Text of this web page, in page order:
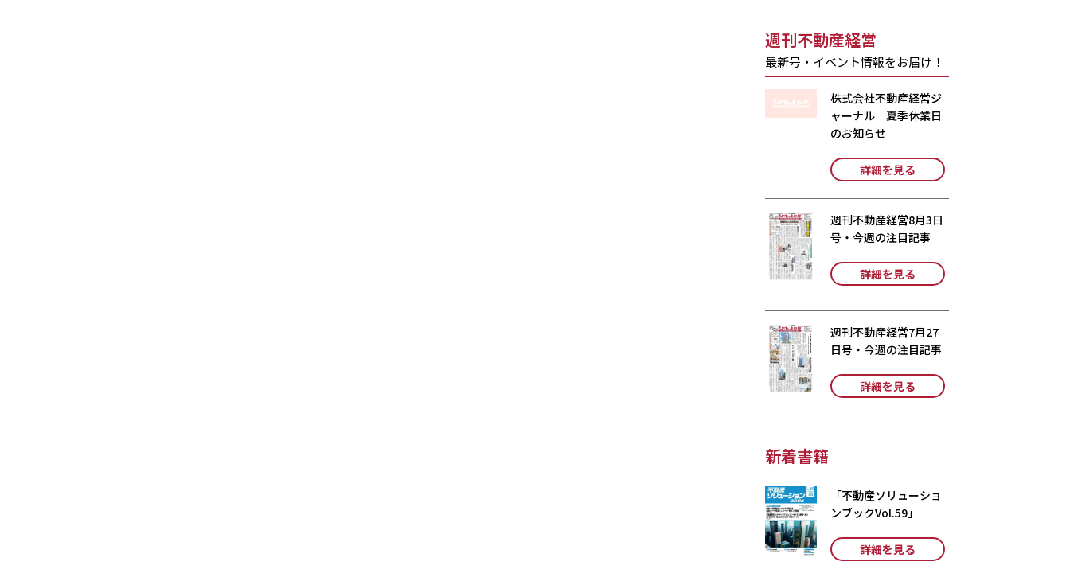
週刊不動産経営
最新号・イベント情報をお届け！
株式会社不動産経営ジ
ャーナル 夏季休業日
のお知らせ
詳細を見る
週刊不動産経営8月3日
号・今週の注目記事
詳細を見る
週刊不動産経営7月27
日号・今週の注目記事
詳細を見る
新着書籍
「不動産ソリューショ
ンブックVol.59」
詳細を見る